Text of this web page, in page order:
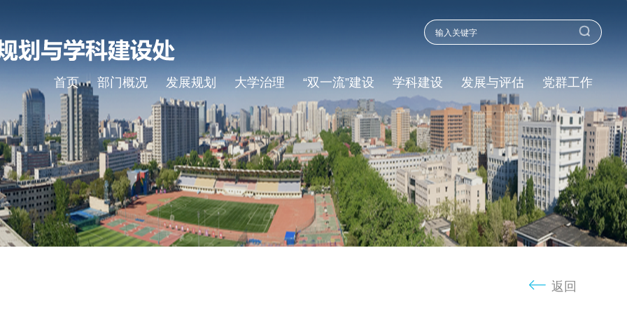
首页 部门概况 发展规划 大学治理 “双一流”建设 学科建设 发展与评估 党群工作
返回